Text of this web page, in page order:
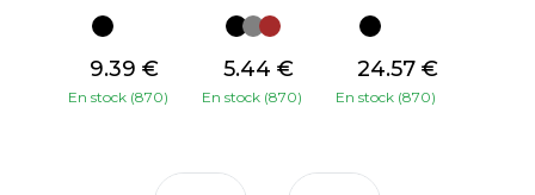
9.39 €
En stock (870)
5.44 €
En stock (870)
24.57 €
En stock (870)